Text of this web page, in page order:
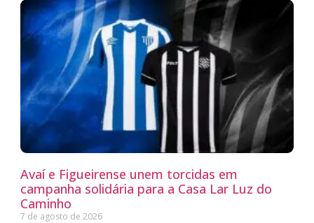
Avaí e Figueirense unem torcidas em
campanha solidária para a Casa Lar Luz do
Caminho
7 de agosto de 2026